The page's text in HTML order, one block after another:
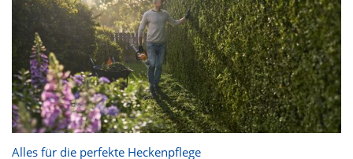
Alles für die perfekte Heckenpflege